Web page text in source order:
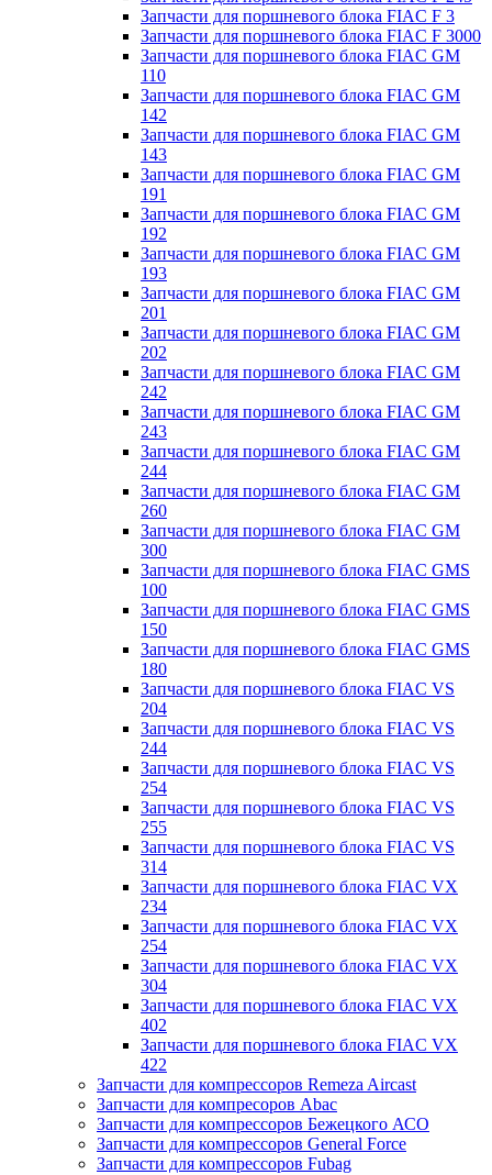
Запчасти для поршневого блока FIAC F 3
Запчасти для поршневого блока FIAC F 3000
Запчасти для поршневого блока FIAC GM
110
Запчасти для поршневого блока FIAC GM
142
Запчасти для поршневого блока FIAC GM
143
Запчасти для поршневого блока FIAC GM
191
Запчасти для поршневого блока FIAC GM
192
Запчасти для поршневого блока FIAC GM
193
Запчасти для поршневого блока FIAC GM
201
Запчасти для поршневого блока FIAC GM
202
Запчасти для поршневого блока FIAC GM
242
Запчасти для поршневого блока FIAC GM
243
Запчасти для поршневого блока FIAC GM
244
Запчасти для поршневого блока FIAC GM
260
Запчасти для поршневого блока FIAC GM
300
Запчасти для поршневого блока FIAC GMS
100
Запчасти для поршневого блока FIAC GMS
150
Запчасти для поршневого блока FIAC GMS
180
Запчасти для поршневого блока FIAC VS
204
Запчасти для поршневого блока FIAC VS
244
Запчасти для поршневого блока FIAC VS
254
Запчасти для поршневого блока FIAC VS
255
Запчасти для поршневого блока FIAC VS
314
Запчасти для поршневого блока FIAC VX
234
Запчасти для поршневого блока FIAC VX
254
Запчасти для поршневого блока FIAC VX
304
Запчасти для поршневого блока FIAC VX
402
Запчасти для поршневого блока FIAC VX
422
Запчасти для компрессоров Remeza Aircast
Запчасти для компресоров Abac
Запчасти для компрессоров Бежецкого АСО
Запчасти для компрессоров General Force
Запчасти для компрессоров Fubag